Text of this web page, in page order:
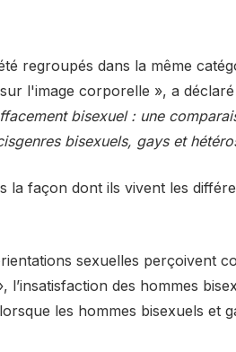
regroupés dans la même
l'image corporelle », a
bisexuel : une
bisexuels, gays et
la façon dont ils vivent les
sexuelles perçoivent
des hommes
les hommes bisexuels et